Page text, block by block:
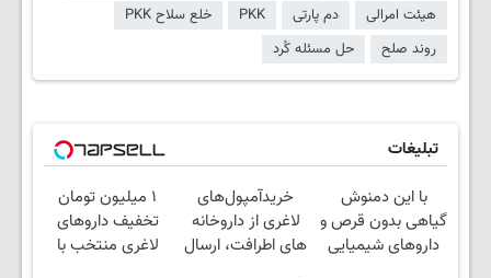
هیئت امرالی
دم پارتی PKK
خلع سلاح PKK
روند صلح
حل مسئله کُرد
تبلیغات
با این دمنوش
گیاهی بدون قرص و
داروهای شیمیایی
خریدآمپول‌های
لاغری از داروخانه
های اطرافت، ارسال
۱ میلیون تومان
تخفیف داروهای
لاغری منتخب با